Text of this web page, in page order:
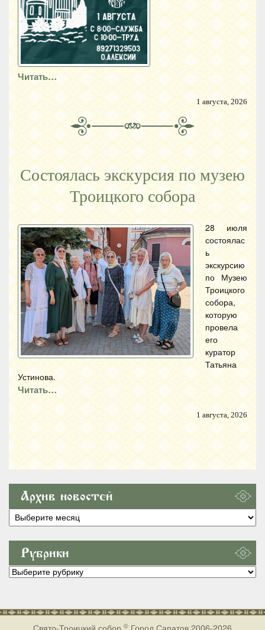
Читать…
1 августа, 2026
Состоялась экскурсия по музею
Троицкого собора
28 июля
состоялас
ь
экскурсию
по Музею
Троицкого
собора,
которую
провела
его
куратор
Татьяна
Устинова.
Читать…
1 августа, 2026
Архив новостей
Архив
новостей
Рубрики
Рубрики
©